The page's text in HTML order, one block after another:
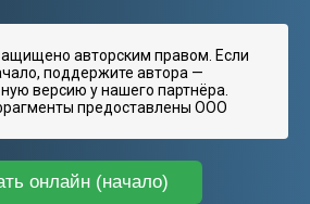
авторским правом. Если
поддержите автора —
версию у нашего партнёра.
предоставлены ООО
онлайн (начало)